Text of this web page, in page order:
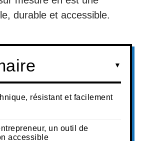
durable et accessible.
résistant et facilement
un outil de
accessible